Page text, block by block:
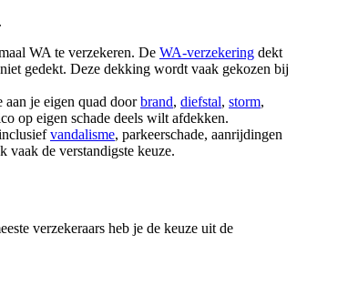
WA te verzekeren. De WA-verzekering dekt
gedekt. Deze dekking wordt vaak gekozen bij
aan je eigen quad doorbrand, diefstal, storm,
op eigen schade deels wilt afdekken.
vandalisme, parkeerschade, aanrijdingen
de verstandigste keuze.
verzekeraars heb je de keuze uit de